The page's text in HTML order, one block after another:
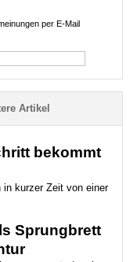
per E-Mail
Artikel
bekommt
kurzer Zeit von einer
Sprungbrett